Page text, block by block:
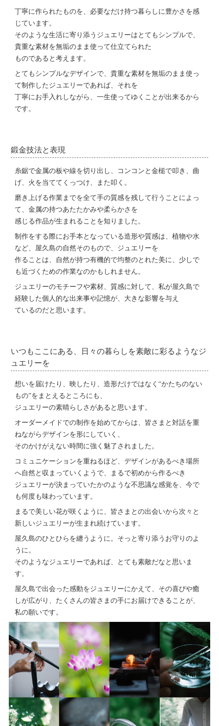
丁寧に作られたものを、必要なだけ持つ暮らしに豊かさを感
じています。
そのような生活に寄り添うジュエリーはとてもシンプルで、
貴重な素材を無垢のまま使って仕立てられた
ものであると考えます。
とてもシンプルなデザインで、貴重な素材を無垢のまま使っ
て制作したジュエリーであれば、それを
丁寧にお手入れしながら、一生使ってゆくことが出来るから
です。
鍛金技法と表現
糸鋸で金属の板や線を切り出し、コンコンと金槌で叩き、曲
げ、火を当ててくっつけ、また叩く。
磨き上げる作業までを全て手の質感を残して行うことによっ
て、金属の持つあたたかみや柔らかさを
感じる作品が生まれることを知りました。
制作をする際にお手本となっている造形や質感は、植物や水
など、屋久島の自然そのもので、ジュエリーを
作ることは、自然が持つ有機的で均整のとれた美に、少しで
も近づくための作業なのかもしれません。
ジュエリーのモチーフや素材、質感に対して、私が屋久島で
経験した個人的な出来事や記憶が、大きな影響を与え
ているのだと思います。
いつもここにある、日々の暮らしを素敵に彩るようなジ
ュエリーを
想いを届けたり、映したり、造形だけではなく“かたちのない
もの”をまとえるところにも、
ジュエリーの素晴らしさがあると思います。
オーダーメイドでの制作を始めてからは、皆さまと対話を重
ねながらデザインを形にしていく、
そのかけがえない時間に強く魅了されました。
コミュニケーションを重ねるほど、デザインがあるべき場所
へ自然と収まっていくようで、まるで初めから作るべき
ジュエリーが決まっていたかのような不思議な感覚を、今で
も何度も味わっています。
まるで美しい花が咲くように、皆さまとの出会いから次々と
新しいジュエリーが生まれ続けています。
屋久島のひとひらを纏うように。そっと寄り添うお守りのよ
うに。
そのようなジュエリーであれば、とても素敵だなと思いま
す。
屋久島で出会った感動をジュエリーにかえて、その喜びや癒
しが広がり、たくさんの皆さまの手にお届けできることが、
私の願いです。